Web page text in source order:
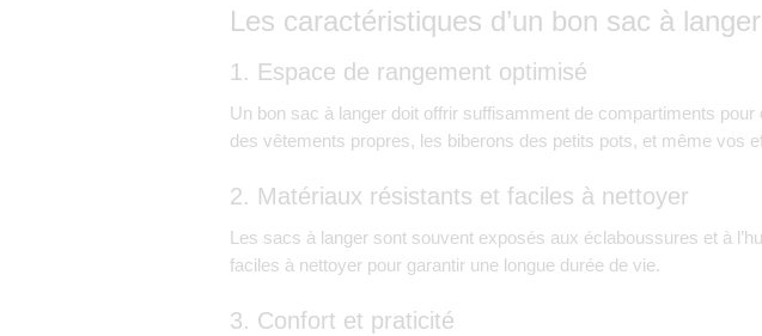
Les caractéristiques d’un bon sac à langer
1. Espace de rangement optimisé
Un bon sac à langer doit offrir suffisamment de compartiments
des vêtements propres, les biberons des petits pots, et même vos
2. Matériaux résistants et faciles à nettoyer
Les sacs à langer sont souvent exposés aux éclaboussures et à
faciles à nettoyer pour garantir une longue durée de vie.
3. Confort et praticité